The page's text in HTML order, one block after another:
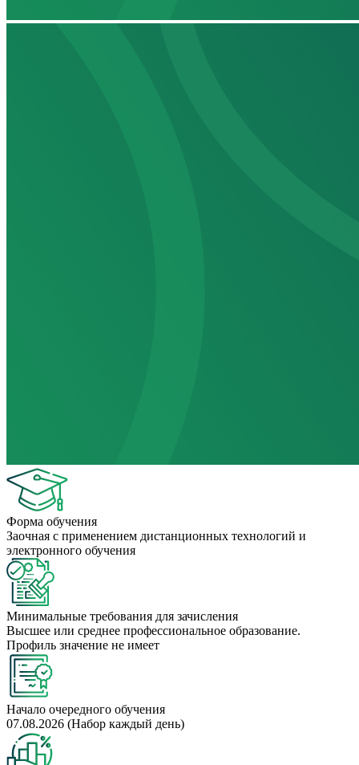
Форма обучения
Заочная с применением дистанционных технологий и
электронного обучения
Минимальные требования для зачисления
Высшее или среднее профессиональное образование.
Профиль значение не имеет
Начало очередного обучения
07.08.2026 (Набор каждый день)